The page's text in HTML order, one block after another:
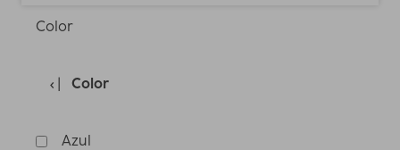
Color
Color
Azul